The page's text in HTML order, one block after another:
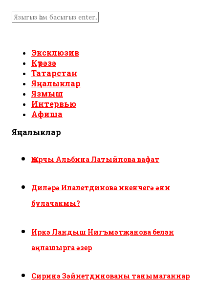
Эксклюзив
Күрәзә
Татарстан
Яңалыклар
Язмыш
Интервью
Афиша
Яңалыклар
Җырчы Альбина Латыйпова вафат
Диләрә Илалетдинова икенчегә әни
булачакмы?
Иркә Ландыш Нигъмәтҗанова белән
аңлашырга әзер
Сиринә Зәйнетдинованы танымаганнар